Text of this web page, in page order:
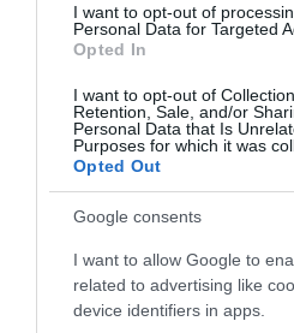
I want to opt-out of
Personal Data for Targeted
Opted In
I want to opt-out of
Retention, Sale, and/or
Personal Data that Is
Purposes for which it was
Opted Out
Google consents
I want to allow Google to
related to advertising like
device identifiers in apps.
ΕΓΓΡΑΦΕΙΤΕ ΓΙΑ
ΝΕΑ ΜΑΣ & ΤΑ
ΤΗΣ
Τα πεδία που είναι
Όνομα*
Email*